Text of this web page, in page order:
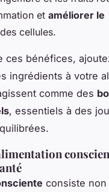
et améliorer le
des cellules.
ces bénéfices,
ingrédients à votre
comme des
, essentiels à des
consiste